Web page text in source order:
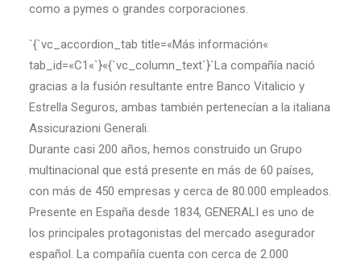
como a pymes o grandes corporaciones.
`{`vc_accordion_tab title=«Más información«
tab_id=«C1«`}«{`vc_column_text`}`La compañía nació
gracias a la fusión resultante entre Banco Vitalicio y
Estrella Seguros, ambas también pertenecían a la italiana
Assicurazioni Generali.
Durante casi 200 años, hemos construido un Grupo
multinacional que está presente en más de 60 países,
con más de 450 empresas y cerca de 80.000 empleados.
Presente en España desde 1834, GENERALI es uno de
los principales protagonistas del mercado asegurador
español. La compañía cuenta con cerca de 2.000